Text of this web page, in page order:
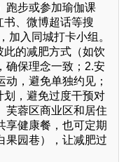
跑步或参加瑜伽课
、微博超话等搜
加入同城打卡小组。
此的减肥方式（如饮
确保理念一致；2.安
，避免单独约见；
划，避免过度干预对
芙蓉区商业区和居住
享健康餐，也可定期
果园巷），让减肥过